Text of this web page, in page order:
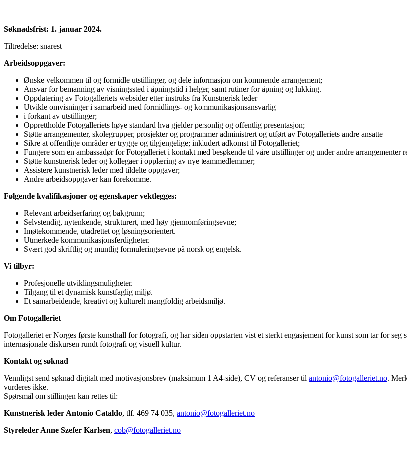
Søknadsfrist: 1. januar 2024.
Tiltredelse: snarest
Arbeidsoppgaver:
Ønske velkommen til og formidle utstillinger, og dele informasjon om kommende arrangement;
Ansvar for bemanning av visningssted i åpningstid i helger, samt rutiner for åpning og lukking.
Oppdatering av Fotogalleriets websider etter instruks fra Kunstnerisk leder
Utvikle omvisninger i samarbeid med formidlings- og kommunikasjonsansvarlig
i forkant av utstillinger;
Opprettholde Fotogalleriets høye standard hva gjelder personlig og offentlig presentasjon;
Støtte arrangementer, skolegrupper, prosjekter og programmer administrert og utført av Fotogalleriets andre ansatte
Sikre at offentlige områder er trygge og tilgjengelige; inkludert adkomst til Fotogalleriet;
Fungere som en ambassadør for Fotogalleriet i kontakt med besøkende til våre utstillinger og under andre arrangementer
Støtte kunstnerisk leder og kollegaer i opplæring av nye teammedlemmer;
Assistere kunstnerisk leder med tildelte oppgaver;
Andre arbeidsoppgaver kan forekomme.
Følgende kvalifikasjoner og egenskaper vektlegges:
Relevant arbeidserfaring og bakgrunn;
Selvstendig, nytenkende, strukturert, med høy gjennomføringsevne;
Imøtekommende, utadrettet og løsningsorientert.
Utmerkede kommunikasjonsferdigheter.
Svært god skriftlig og muntlig formuleringsevne på norsk og engelsk.
Vi tilbyr:
Profesjonelle utviklingsmuligheter.
Tilgang til et dynamisk kunstfaglig miljø.
Et samarbeidende, kreativt og kulturelt mangfoldig arbeidsmiljø.
Om Fotogalleriet
Fotogalleriet er Norges første kunsthall for fotografi, og har siden oppstarten vist et sterkt engasjement for kunst som tar for seg
internasjonale diskursen rundt fotografi og visuell kultur.
Kontakt og søknad
Vennligst send søknad digitalt med motivasjonsbrev (maksimum 1 A4-side), CV og referanser til antonio@fotogalleriet.no.
vurderes ikke.
Spørsmål om stillingen kan rettes til:
Kunstnerisk leder Antonio Cataldo, tlf. 469 74 035, antonio@fotogalleriet.no
Styreleder Anne Szefer Karlsen, cob@fotogalleriet.no